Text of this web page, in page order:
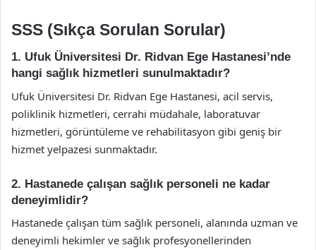
SSS (Sıkça Sorulan Sorular)
1. Ufuk Üniversitesi Dr. Ridvan Ege Hastanesi’nde
hangi sağlık hizmetleri sunulmaktadır?
Ufuk Üniversitesi Dr. Ridvan Ege Hastanesi, acil servis,
poliklinik hizmetleri, cerrahi müdahale, laboratuvar
hizmetleri, görüntüleme ve rehabilitasyon gibi geniş bir
hizmet yelpazesi sunmaktadır.
2. Hastanede çalışan sağlık personeli ne kadar
deneyimlidir?
Hastanede çalışan tüm sağlık personeli, alanında uzman ve
deneyimli hekimler ve sağlık profesyonellerinden